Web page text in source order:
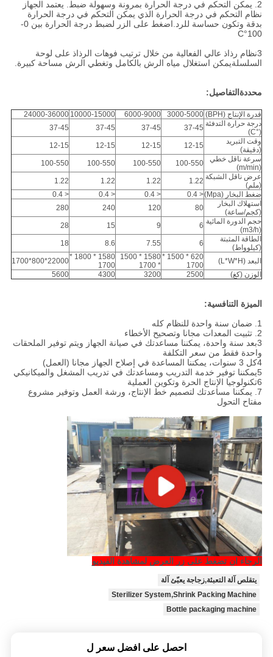
2. يمكن التحكم في درجة الحرارة بمرونة وسهولة ضبط. يعتمد الجهاز
نظام التحكم في درجة الحرارة الذي يمكن التحكم في درجة الحرارة
بدقة وتكون حساسة للرد.اضغط على الزر لضبط درجة الحرارة بين 0-
100°C
3نظام رذاذ عالي الفعالية من خلال ترتيب فوهات الرذاذ على لوحة
السلسلةيمكن استغلال مياه الرش بالكامل وتغطي الرش مساحة كبيرة.
محددة التفاصيل:
قدرة الإنتاج (BPH) 3000-5000
6000-9000
10000-15000
24000-36000
درجة حرارة التدفئة
(°C)
37-45
37-45
37-45
37-45
وقت التبريد
(دقيقة)
12-15
12-15
12-15
12-15
سرعة ناقل خطي
(m/min)
100-550
100-550
100-550
100-550
عرض ناقل الشبكة
(ملم)
1.22
1.22
1.22
1.22
ضغط البخار (Mpa)
< 0.4
< 0.4
< 0.4
< 0.4
استهلاك البخار
(كجم/ساعة)
80
120
240
280
حجم الدورة المائية
(m3/h)
6
9
15
28
الطاقة المثبتة
(كيلوواط)
6
7.55
8.6
18
البعد (L*W*H)
620 * 1500 *
1700
1580 * 1500
* 1700
1580 * 1800 *
1700
22000*800*1700
الوزن (كغ)
2500
3200
4300
5600
الميزة التنافسية:
1. ضمان سنة واحدة للنظام كله
2. تثبيت المعدات مجانا وتصحيح الأخطاء
3بعد سنة واحدة، يمكننا مساعدتك في صيانة الجهاز ويتم توفير الملحقات
واحدة فقط من سعر التكلفة
4كل 3 سنوات، يمكننا المساعدة في إصلاح الجهاز مجانا (العمل)
5يمكننا توفير خدمة التدريب ومساعدتك في تدريب المشغل والميكانيكي
6تكنولوجيا الإنتاج الحرة وتكوين العملية
7. يمكننا مساعدتك لتصميم خط الإنتاج، ورشة العمل وتوفير مشروع
مفتاح التحول
الرجاء ان تضغط على زر العرض لمشاهدة الفيديو
يتقلص آلة التعبئة,زجاجة يعبّئ آلة
Sterilizer System,Shrink Packing Machine
Bottle packaging machine
احصل على افضل سعر ل